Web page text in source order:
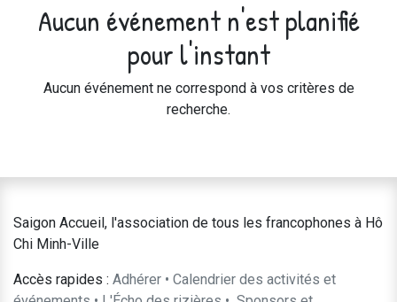
Aucun événement n'est planifié
pour l'instant
Aucun événement ne correspond à vos critères de
recherche.
Saigon Accueil, l'association de tous les francophones à Hô
Chi Minh-Ville
Accès rapides : Adhérer • Calendrier des activités et